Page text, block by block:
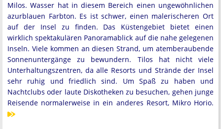
Milos. Wasser hat in diesem Bereich einen ungewöhnlichen
azurblauen Farbton. Es ist schwer, einen malerischeren Ort
auf der Insel zu finden. Das Küstengebiet bietet einen
wirklich spektakulären Panoramablick auf die nahe gelegenen
Inseln. Viele kommen an diesen Strand, um atemberaubende
Sonnenuntergänge zu bewundern. Tilos hat nicht viele
Unterhaltungszentren, da alle Resorts und Strände der Insel
sehr ruhig und friedlich sind. Um Spaß zu haben und
Nachtclubs oder laute Diskotheken zu besuchen, gehen junge
Reisende normalerweise in ein anderes Resort, Mikro Horio.